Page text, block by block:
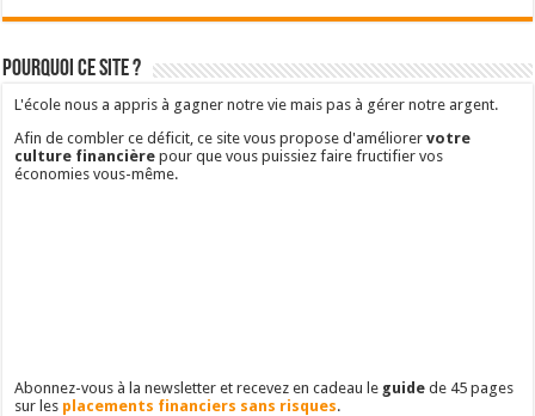
Pourquoi ce site ?
L'école nous a appris à gagner notre vie mais pas à gérer notre argent.
Afin de combler ce déficit, ce site vous propose d'améliorervotre
culture financière pour que vous puissiez faire fructifier vos
économies vous-même.
Abonnez-vous à la newsletter et recevez en cadeau le guide de 45 pages
sur les placements financiers sans risques.